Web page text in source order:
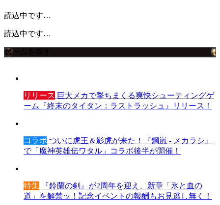
読込中です…
読込中です…
ゲームを探す
リリース 巨大メカで撃ちまくる爽快シューティングゲ
ーム『終末のタイタン：ラストラッシュ』リリース！
コラボ ついに虎王＆影虎が来た！『鋼嵐 - メカラシ』
で「魔神英雄伝ワタル」コラボ後半が開催！
特集 『鈴蘭の剣』が2周年を迎え、新章「氷と血の
道」を解禁ッ！記念イベントの報酬もお見逃し無く！